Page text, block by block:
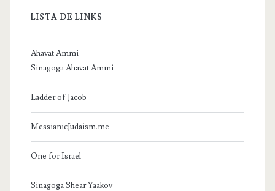
LISTA DE LINKS
Ahavat Ammi
Sinagoga Ahavat Ammi
Ladder of Jacob
MessianicJudaism.me
One for Israel
Sinagoga Shear Yaakov